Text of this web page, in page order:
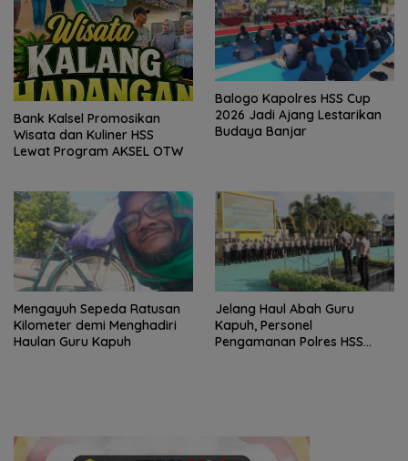
Bank Kalsel Promosikan
Wisata dan Kuliner HSS
Lewat Program AKSEL OTW
Balogo Kapolres HSS Cup
2026 Jadi Ajang Lestarikan
Budaya Banjar
Mengayuh Sepeda Ratusan
Kilometer demi Menghadiri
Haulan Guru Kapuh
Jelang Haul Abah Guru
Kapuh, Personel
Pengamanan Polres HSS